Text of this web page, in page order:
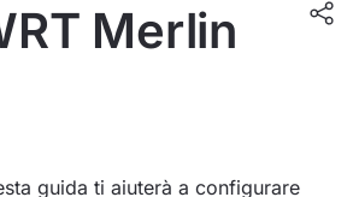
Merlin
guida ti aiuterà a configurare